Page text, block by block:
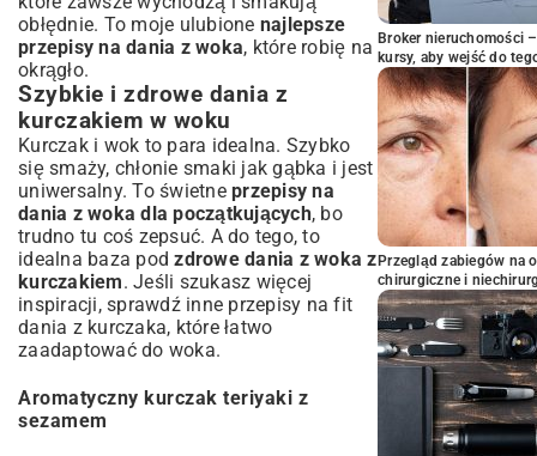
obłędnie. To moje ulubione najlepsze
przepisy na dania z woka, które robię na
okrągło.
Szybkie i zdrowe dania z
kurczakiem w woku
Kurczak i wok to para idealna. Szybko
się smaży, chłonie smaki jak gąbka i jest
uniwersalny. To świetne przepisy na
dania z woka dla początkujących, bo
trudno tu coś zepsuć. A do tego, to
idealna baza podzdrowe dania z woka z
kurczakiem. Jeśli szukasz więcej
inspiracji, sprawdź inne przepisy na fit
dania z kurczaka, które łatwo
zaadaptować do woka.
Aromatyczny kurczak teriyaki z
sezamem
Broker nieruchomości
kursy, aby wejść do
Przegląd zabiegów na
chirurgiczne i